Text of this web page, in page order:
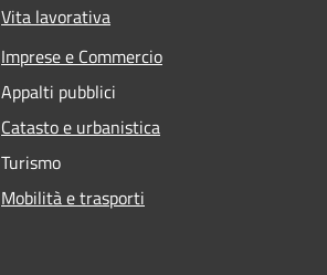
Vita lavorativa
Imprese e Commercio
Appalti pubblici
Catasto e urbanistica
Turismo
Mobilità e trasporti